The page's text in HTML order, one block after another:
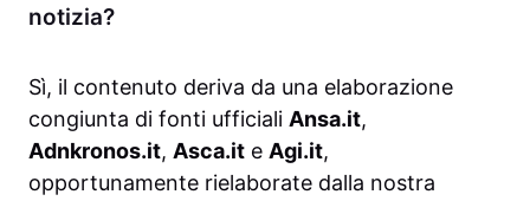
notizia?
Sì, il contenuto deriva da una elaborazione
congiunta di fonti ufficiali Ansa.it,
Adnkronos.it, Asca.it e Agi.it,
opportunamente rielaborate dalla nostra